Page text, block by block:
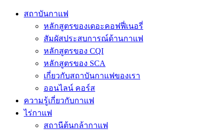
สถาบันกาแฟ
หลักสูตรของเดอะคอฟฟี่เนอรี่
สัมผัสประสบการณ์ด้านกาแฟ
หลักสูตรของ CQI
หลักสูตรของ SCA
เกี่ยวกับสถาบันกาแฟของเรา
ออนไลน์ คอร์ส
ความรู้เกี่ยวกับกาแฟ
ไร่กาแฟ
สถานีต้นกล้ากาแฟ